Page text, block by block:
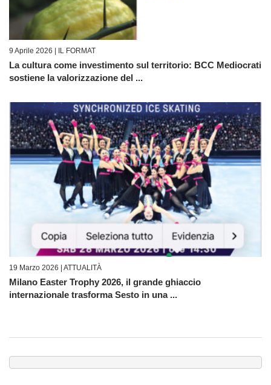
9 Aprile 2026 | IL FORMAT
La cultura come investimento sul territorio: BCC Mediocrati
sostiene la valorizzazione del ...
19 Marzo 2026 | ATTUALITÀ
Milano Easter Trophy 2026, il grande ghiaccio
internazionale trasforma Sesto in una ...